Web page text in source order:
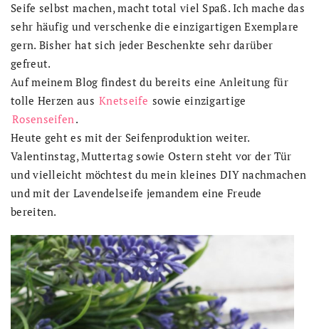
Seife selbst machen, macht total viel Spaß. Ich mache das
sehr häufig und verschenke die einzigartigen Exemplare
gern. Bisher hat sich jeder Beschenkte sehr darüber
gefreut.
Auf meinem Blog findest du bereits eine Anleitung für
tolle Herzen aus Knetseife sowie einzigartige
Rosenseifen.
Heute geht es mit der Seifenproduktion weiter.
Valentinstag, Muttertag sowie Ostern steht vor der Tür
und vielleicht möchtest du mein kleines DIY nachmachen
und mit der Lavendelseife jemandem eine Freude
bereiten.